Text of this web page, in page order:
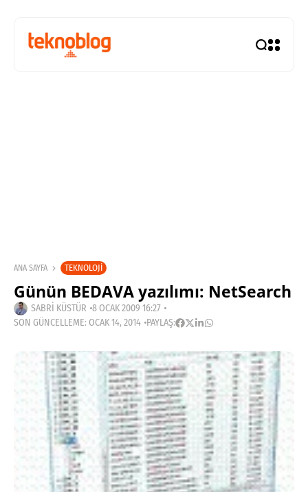
ANA SAYFA TEKNOLOJI
Günün BEDAVA yazılımı: NetSearch
SABRI KÜSTÜR 8 OCAK 2009 16:27
SON GÜNCELLEME: OCAK 14, 2014 PAYLAŞ: